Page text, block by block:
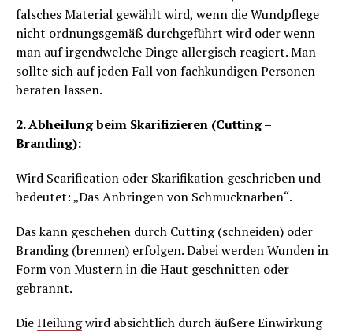
falsches Material gewählt wird, wenn die Wundpflege
nicht ordnungsgemäß durchgeführt wird oder wenn
man auf irgendwelche Dinge allergisch reagiert. Man
sollte sich auf jeden Fall von fachkundigen Personen
beraten lassen.
2. Abheilung beim Skarifizieren (Cutting –
Branding):
Wird Scarification oder Skarifikation geschrieben und
bedeutet: „Das Anbringen von Schmucknarben“.
Das kann geschehen durch Cutting (schneiden) oder
Branding (brennen) erfolgen. Dabei werden Wunden in
Form von Mustern in die Haut geschnitten oder
gebrannt.
DieHeilungwird absichtlich durch äußere Einwirkung